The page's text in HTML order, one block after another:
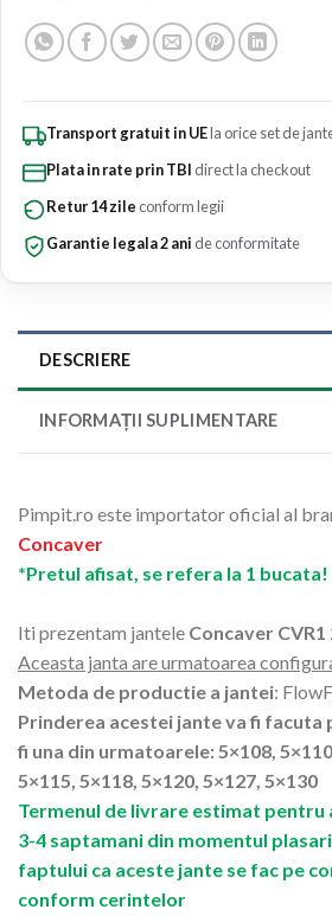
Transport gratuit in UEla orice set de
Plata in rate prin TBI direct la checkout
Retur 14 zile conform legii
Garantie legala 2 ani de conformitate
DESCRIERE
INFORMAȚII SUPLIMENTARE
Pimpit.ro este importator oficial al
Concaver
*Pretul afisat, se refera la 1 bucata!
Iti prezentam jantele Concaver CVR1
Aceasta janta are urmatoarea
Metoda de productie a jantei:
Prinderea acestei jante va fi facuta
fi una din urmatoarele: 5×108,
5×115, 5×118, 5×120, 5×127, 5×130
Termenul de livrare estimat pentru
3-4 saptamani din momentul
faptului ca aceste jante se fac pe
conform cerintelor